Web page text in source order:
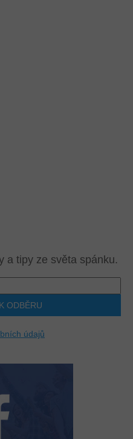
a tipy ze světa spánku.
ODBĚRU
údajů